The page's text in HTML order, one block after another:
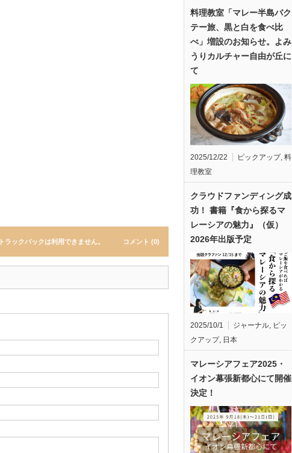
トラックバックは利用できません。 コメント (0)
料理教室「マレー半島バク
テー旅、黒と白を食べ比
べ」増設のお知らせ。よみ
うりカルチャー自由が丘に
て
2025/12/22 ピックアップ, 料
理教室
クラウドファンディング成
功！ 書籍『食から探るマ
レーシアの魅力』（仮）
2026年出版予定
2025/10/1 ジャーナル, ピッ
クアップ, 日本
マレーシアフェア2025・
イオン幕張新都心にて開催
決定！